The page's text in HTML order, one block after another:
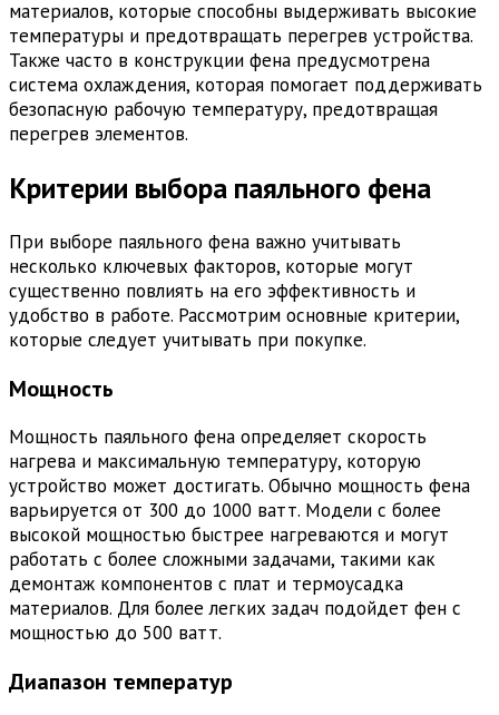
материалов, которые способны выдерживать высокие
температуры и предотвращать перегрев устройства.
Также часто в конструкции фена предусмотрена
система охлаждения, которая помогает поддерживать
безопасную рабочую температуру, предотвращая
перегрев элементов.
Критерии выбора паяльного фена
При выборе паяльного фена важно учитывать
несколько ключевых факторов, которые могут
существенно повлиять на его эффективность и
удобство в работе. Рассмотрим основные критерии,
которые следует учитывать при покупке.
Мощность
Мощность паяльного фена определяет скорость
нагрева и максимальную температуру, которую
устройство может достигать. Обычно мощность фена
варьируется от 300 до 1000 ватт. Модели с более
высокой мощностью быстрее нагреваются и могут
работать с более сложными задачами, такими как
демонтаж компонентов с плат и термоусадка
материалов. Для более легких задач подойдет фен с
мощностью до 500 ватт.
Диапазон температур